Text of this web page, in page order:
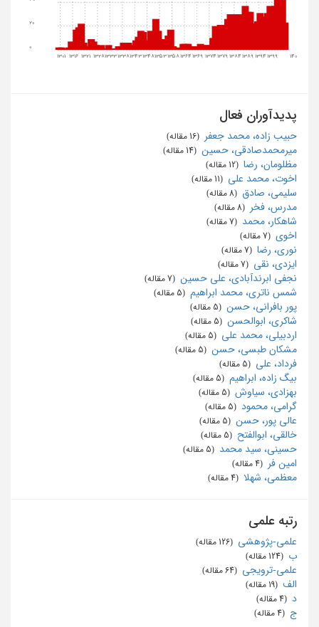
1301 1316 1321 132813331338134313481353135813641369 13741379 13841389 13941399 1404
20
پدیدآوران فعال
حبیب زاده، محمد جعفر
میرمحمدصادقی، حسین
مظلومان، رضا
اخوت، محمد علی
سلیمی، صادق
مدرس، فخر
شاهکار، محمد
اخوی
نوری، رضا
ایزدی، نقی
نجفی ابرندآبادی، علی حسین
شمس ناتری، محمد ابراهیم
پور بافرانی، حسن
شاکری، ابوالحسن
اردبیلی، محمد علی
مشکان طبسی، حسن
فرداد، علی
بیگ زاده، ابراهیم
بهزادی، سیاوش
گرامی، محمود
عالی پور، حسن
خالقی، ابوالفتح
حسینی، سید محمد
امین فر
معظمی، شهلا
رتبه علمی
علمی-پژوهشی
ب
علمی-ترویجی
الف
د
ج